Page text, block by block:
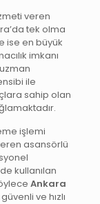
veren
tek olma
ise en büyük
imkanı
ile
sahip olan
işlemi
asansörlü
kullanılan
Ankara
ve hızlı